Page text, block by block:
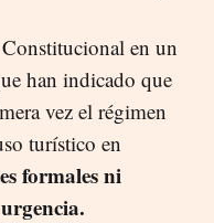
en un
han indicado que
vez el régimen
turístico en
formales ni